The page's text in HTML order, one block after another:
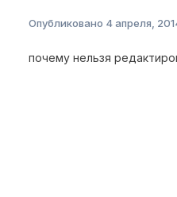
Опубликовано 4 апреля,
почему нельзя